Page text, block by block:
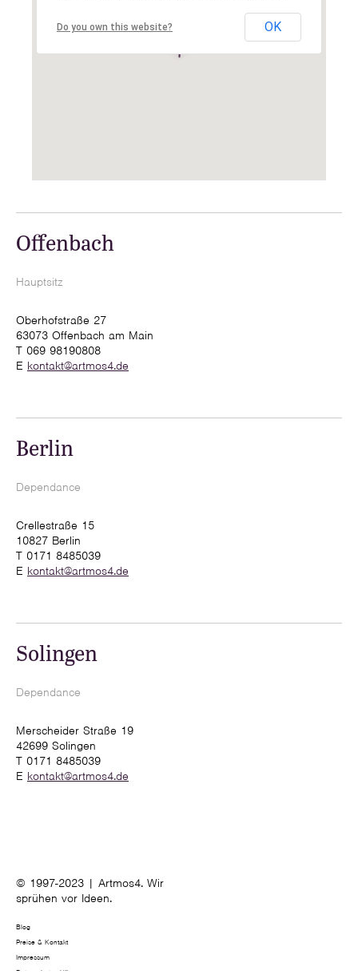
Do you own this website? OK
Offenbach
Hauptsitz
Oberhofstraße 27
63073 Offenbach am Main
T 069 98190808
E kontakt@artmos4.de
Berlin
Dependance
Crellestraße 15
10827 Berlin
T 0171 8485039
E kontakt@artmos4.de
Solingen
Dependance
Merscheider Straße 19
42699 Solingen
T 0171 8485039
E kontakt@artmos4.de
© 1997-2023 | Artmos4. Wir
sprühen vor Ideen.
Blog
Preise & Kontakt
Impressum
Datenschutzerklärung